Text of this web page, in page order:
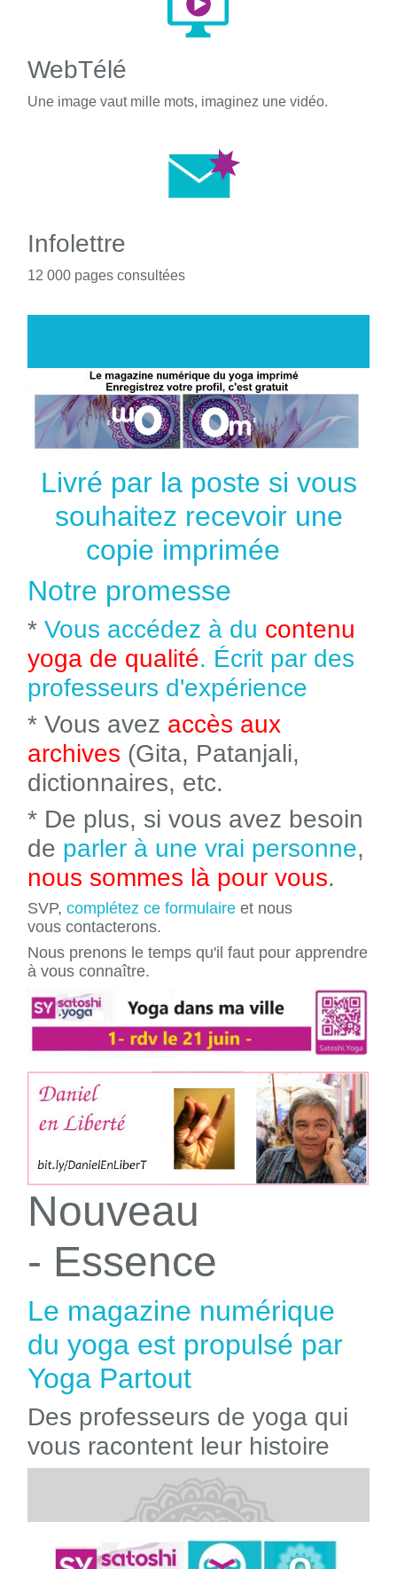
WebTélé
Une image vaut mille mots, imaginez une vidéo.
Infolettre
12 000 pages consultées
Livré par la poste si vous
souhaitez recevoir une
copie imprimée
Notre promesse
* Vous accédez à du contenu
yoga de qualité. Écrit par des
professeurs d'expérience
* Vous avez accès aux
archives (Gita, Patanjali,
dictionnaires, etc.
* De plus, si vous avez besoin
de parler à une vrai personne,
nous sommes là pour vous.
SVP, complétez ce formulaire et nous
vous contacterons.
Nous prenons le temps qu'il faut pour apprendre
à vous connaître.
Nouveau
- Essence
Le magazine numérique
du yoga est propulsé par
Yoga Partout
Des professeurs de yoga qui
vous racontent leur histoire